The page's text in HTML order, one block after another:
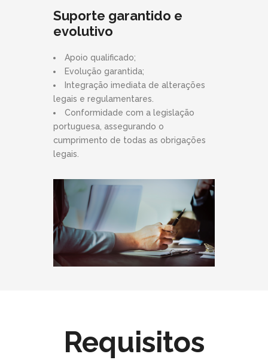
Suporte garantido e
evolutivo
Apoio qualificado;
Evolução garantida;
Integração imediata de alterações
legais e regulamentares.
Conformidade com a legislação
portuguesa, assegurando o
cumprimento de todas as obrigações
legais.
Requisitos